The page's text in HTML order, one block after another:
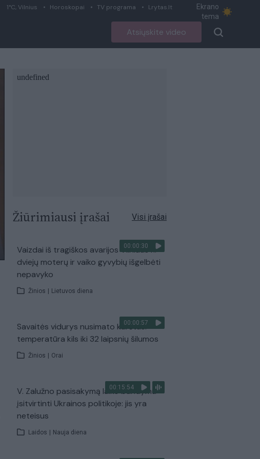
1°C, Vilnius Horoskopai TV programa Lrytas.lt
Ekrano
tema
Atsiųskite video
Žiūrimiausi įrašai Visi įrašai
00:00:30
Vaizdai iš tragiškos avarijos Vilniaus r.:
dviejų moterų ir vaiko gyvybių išgelbėti
nepavyko
Žinios Lietuvos diena
00:00:57
Savaitės vidurys nusimato karštas:
temperatūra kils iki 32 laipsnių šilumos
Žinios Orai
00:15:54
V. Zalužno pasisakymą laiko bandymu
įsitvirtinti Ukrainos politikoje: jis yra
neteisus
Laidos Nauja diena